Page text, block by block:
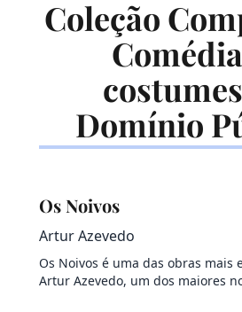
Coleção
Domínio
Os Noivos
Artur Azevedo
Os Noivos é uma das obras mais
Artur Azevedo, um dos maiores